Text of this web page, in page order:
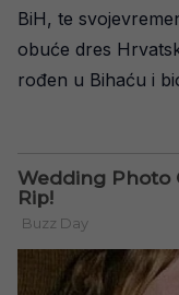
BiH, te
obuće dres
rođen u Bihaću i